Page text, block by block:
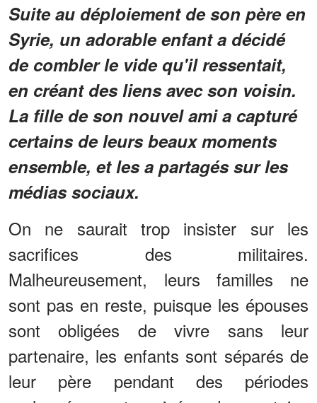
Suite au déploiement de son père en
Syrie, un adorable enfant a décidé
de combler le vide qu'il ressentait,
en créant des liens avec son voisin.
La fille de son nouvel ami a capturé
certains de leurs beaux moments
ensemble, et les a partagés sur les
médias sociaux.
On ne saurait trop insister sur les
sacrifices des militaires.
Malheureusement, leurs familles ne
sont pas en reste, puisque les épouses
sont obligées de vivre sans leur
partenaire, les enfants sont séparés de
leur père pendant des périodes